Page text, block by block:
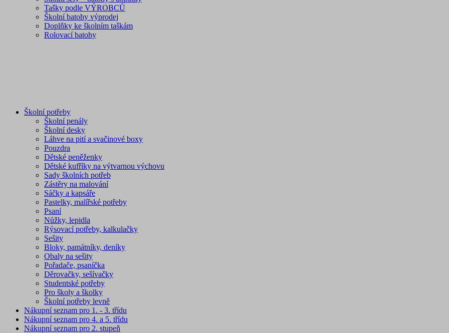
Tašky podle VÝROBCŮ
Školní batohy výprodej
Doplňky ke školním taškám
Rolovací batohy
Školní potřeby
Školní penály
Školní desky
Láhve na pití a svačinové boxy
Pouzdra
Dětské peněženky
Dětské kufříky na výtvarnou výchovu
Sady školních potřeb
Zástěry na malování
Sáčky a kapsáře
Pastelky, malířské potřeby
Psaní
Nůžky, lepidla
Rýsovací potřeby, kalkulačky
Sešity
Bloky, památníky, deníky
Obaly na sešity
Pořadače, psaníčka
Děrovačky, sešívačky
Studentské potřeby
Pro školy a školky
Školní potřeby levně
Nákupní seznam pro 1. - 3. třídu
Nákupní seznam pro 4. a 5. třídu
Nákupní seznam pro 2. stupeň